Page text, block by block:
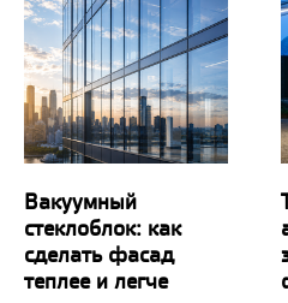
Вакуумный
стеклоблок: как
сделать фасад
теплее и легче